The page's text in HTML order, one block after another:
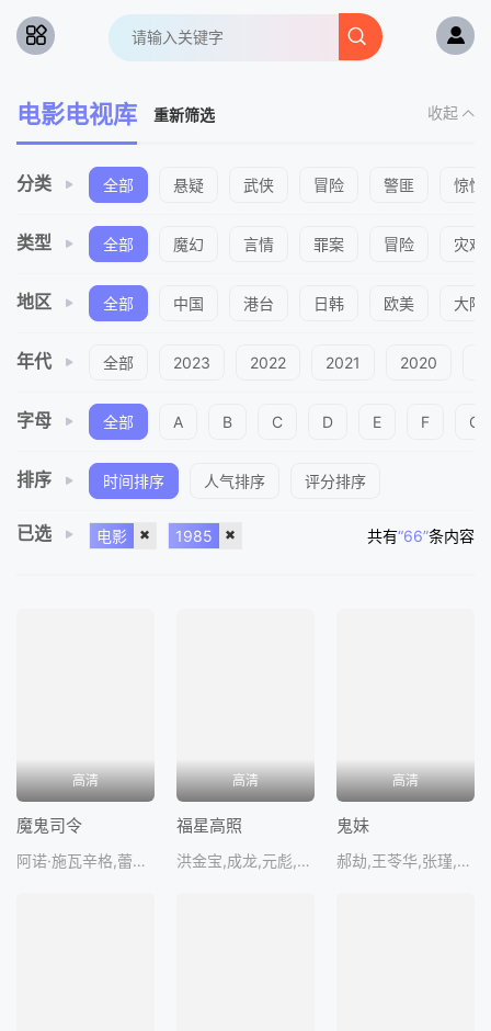
电影电视库 重新筛选 收起
分类 全部 悬疑 武侠 冒险 警匪 惊悚
类型 全部 魔幻 言情 罪案 冒险 灾难
地区 全部 中国 港台 日韩 欧美 大陆
年代 全部 2023 2022 2021 2020
字母 全部 A B C D E F G
排序 时间排序 人气排序 评分排序
已选 电影 1985 共有“66”条内容
高清
魔鬼司令
阿诺·施瓦辛格,蕾伊·道恩·钟,丹·哈达亚,弗农·威尔斯
高清
福星高照
洪金宝,成龙,元彪,胡慧中,吴耀汉
高清
鬼妹
郝劫,王苓华,张瑾,马慧英,谭